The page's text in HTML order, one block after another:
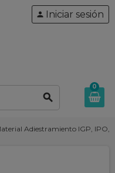
search
person Iniciar sesión
0
Adiestramiento IGP, IPO,